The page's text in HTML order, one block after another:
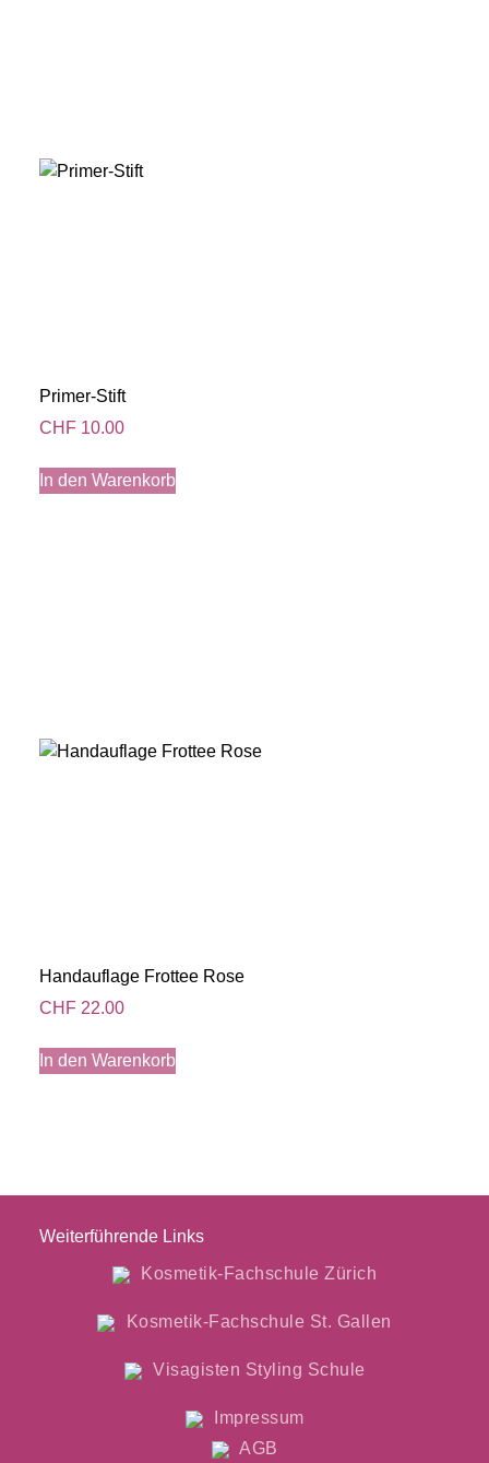
Primer-Stift
CHF 10.00
In den Warenkorb
Handauflage Frottee Rose
CHF 22.00
In den Warenkorb
Weiterführende Links
Kosmetik-Fachschule Zürich
Kosmetik-Fachschule St. Gallen
Visagisten Styling Schule
Impressum
AGB